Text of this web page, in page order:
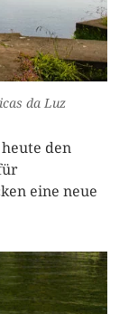
da Luz
den
eine neue